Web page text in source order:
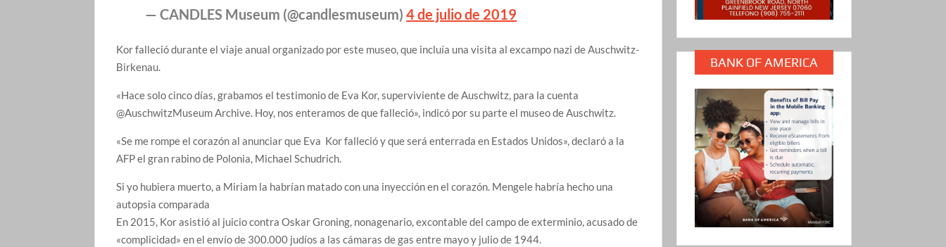
— CANDLES Museum (@candlesmuseum)4 de julio de 2019
Kor falleció durante el viaje anual organizado por este museo, que incluía una visita al excampo nazi de Auschwitz-
Birkenau.
«Hace solo cinco días, grabamos el testimonio de Eva Kor, superviviente de Auschwitz, para la cuenta
@AuschwitzMuseum Archive. Hoy, nos enteramos de que falleció», indicó por su parte el museo de Auschwitz.
«Se me rompe el corazón al anunciar que Eva Kor falleció y que será enterrada en Estados Unidos», declaró a la
AFP el gran rabino de Polonia, Michael Schudrich.
Si yo hubiera muerto, a Miriam la habrían matado con una inyección en el corazón. Mengele habría hecho una
autopsia comparada
En 2015, Kor asistió al juicio contra Oskar Groning, nonagenario, excontable del campo de exterminio, acusado de
«complicidad» en el envío de 300.000 judíos a las cámaras de gas entre mayo y julio de 1944.
BANK OF AMERICA